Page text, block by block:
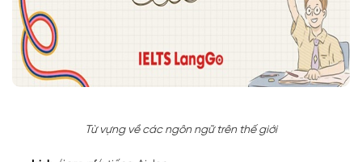
Từ vựng về các ngôn ngữ trên thế giới